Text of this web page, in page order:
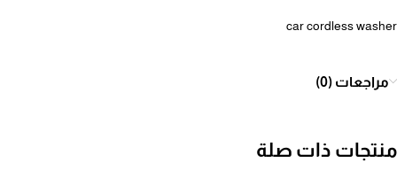
car cordless washer
مراجعات (0)
منتجات ذات صلة